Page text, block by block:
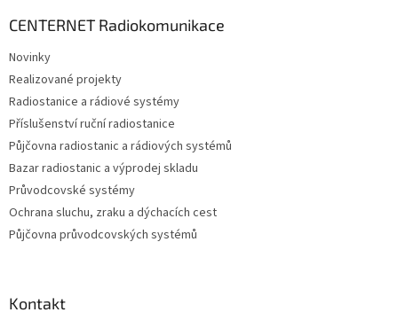
CENTERNET Radiokomunikace
Novinky
Realizované projekty
Radiostanice a rádiové systémy
Příslušenství ruční radiostanice
Půjčovna radiostanic a rádiových systémů
Bazar radiostanic a výprodej skladu
Průvodcovské systémy
Ochrana sluchu, zraku a dýchacích cest
Půjčovna průvodcovských systémů
Kontakt